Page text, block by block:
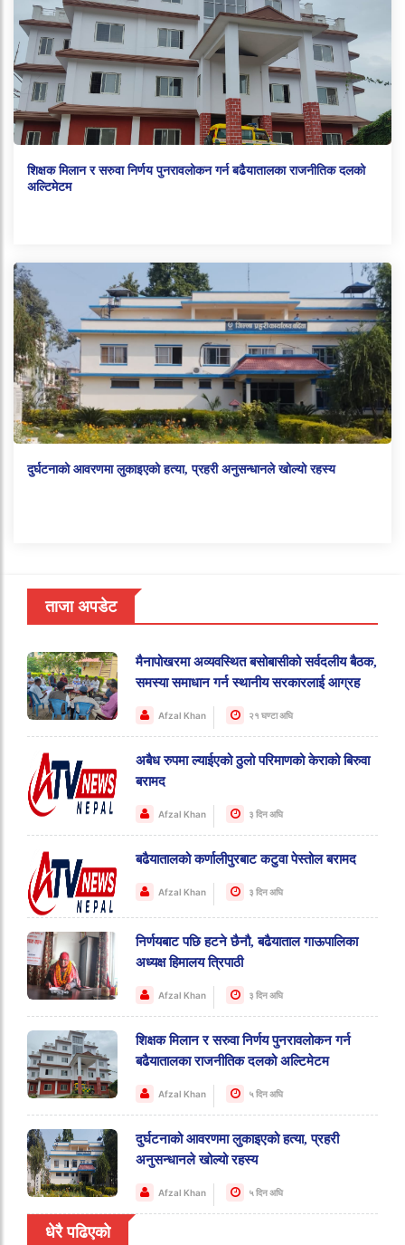
शिक्षक मिलान र सरुवा निर्णय पुनरावलोकन गर्न बढैयातालका राजनीतिक दलको
अल्टिमेटम
दुर्घटनाको आवरणमा लुकाइएको हत्या, प्रहरी अनुसन्धानले खोल्यो रहस्य
ताजा अपडेट
मैनापोखरमा अव्यवस्थित बसोबासीको सर्वदलीय बैठक,
समस्या समाधान गर्न स्थानीय सरकारलाई आग्रह
Afzal Khan २१ घण्टा अघि
अबैध रुपमा ल्याईएको ठुलो परिमाणको केराको बिरुवा
बरामद
Afzal Khan ३ दिन अघि
बढैयातालको कर्णालीपुरबाट कटुवा पेस्तोल बरामद
Afzal Khan ३ दिन अघि
निर्णयबाट पछि हटने छैनौ, बढैयाताल गाऊपालिका
अध्यक्ष हिमालय त्रिपाठी
Afzal Khan ३ दिन अघि
शिक्षक मिलान र सरुवा निर्णय पुनरावलोकन गर्न
बढैयातालका राजनीतिक दलको अल्टिमेटम
Afzal Khan ५ दिन अघि
दुर्घटनाको आवरणमा लुकाइएको हत्या, प्रहरी
अनुसन्धानले खोल्यो रहस्य
Afzal Khan ५ दिन अघि
धेरै पढिएको